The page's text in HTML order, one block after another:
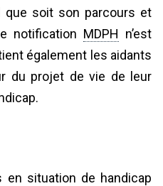
soit son parcours et
notification MDPH n’est
également les aidants
du projet de vie de leur
situation de handicap